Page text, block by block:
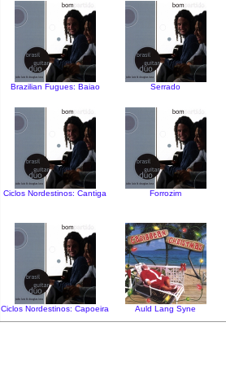
Brazilian Fugues: Baiao Serrado
Ciclos Nordestinos: Cantiga Forrozim
Ciclos Nordestinos: Capoeira Auld Lang Syne